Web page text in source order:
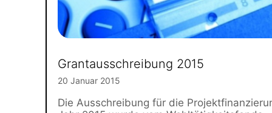
Grantausschreibung 2015
20 Januar 2015
Die Ausschreibung für die